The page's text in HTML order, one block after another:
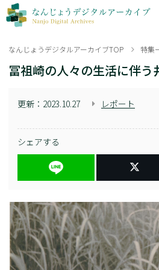
なんじょうデジタルアーカイブTOP 特集
冨祖崎の人々の生活に伴う
更新： 2023.10.27 レポート
シェアする